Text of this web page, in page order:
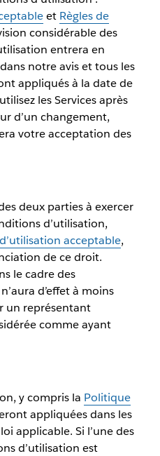
et Règles de
considérable des
entrera en
notre avis et tous les
appliqués à la date de
les Services après
d’un changement,
votre acceptation des
deux parties à exercer
d’utilisation,
acceptable,
de ce droit.
le cadre des
d’effet à moins
un représentant
comme ayant
y compris la Politique
appliquées dans les
applicable. Si l’une des
d’utilisation est